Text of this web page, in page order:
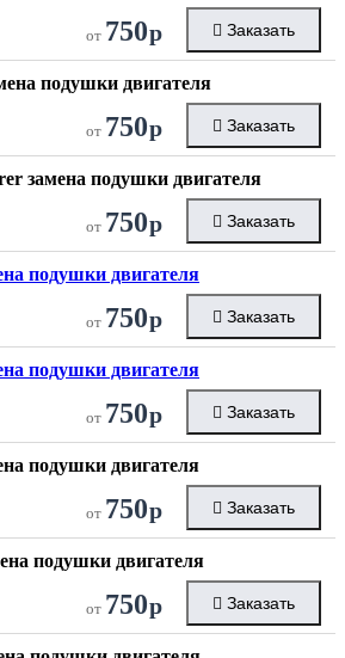
от 750р Заказать
подушки двигателя
от 750р Заказать
замена подушки двигателя
от 750р Заказать
подушки двигателя
от 750р Заказать
подушки двигателя
от 750р Заказать
подушки двигателя
от 750р Заказать
подушки двигателя
от 750р Заказать